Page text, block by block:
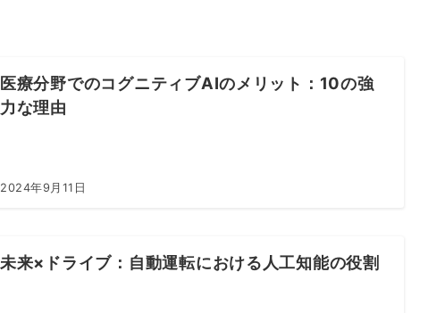
医療分野でのコグニティブAIのメリット：10の強
力な理由
2024年9月11日
未来×ドライブ：自動運転における人工知能の役割